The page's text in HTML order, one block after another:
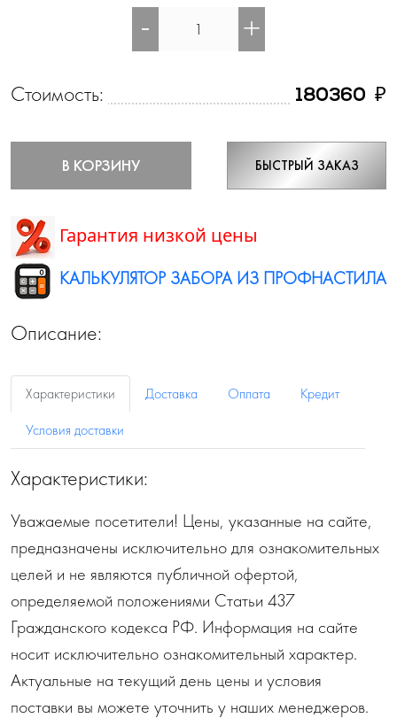
- +
Стоимость: 180360 ₽
В КОРЗИНУ БЫСТРЫЙ ЗАКАЗ
Гарантия низкой цены
КАЛЬКУЛЯТОР ЗАБОРА ИЗ ПРОФНАСТИЛА
Описание:
Характеристики Доставка Оплата
Кредит
Условия доставки
Характеристики:
Уважаемые посетители! Цены, указанные на сайте,
предназначены исключительно для ознакомительных
целей и не являются публичной офертой,
определяемой положениями Статьи 437
Гражданского кодекса РФ. Информация на сайте
носит исключительно ознакомительный характер.
Актуальные на текущий день цены и условия
поставки вы можете уточнить у наших менеджеров.